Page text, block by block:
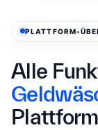
PLATTFORM-
Alle
Plattform